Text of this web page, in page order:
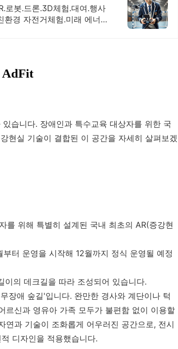
로봇.드론.3D체험.대여.행사
환경 자전거체험.미래 에너
습니다. 장애인과 특수교육 대상자를 위한 국
현실 기술이 결합된 이 공간을 자세히 살펴보겠
를 위해 특별히 설계된 국내 최초의 AR(증강현
터 운영을 시작해 12월까지 정식 운영될 예정
의 데크길을 따라 조성되어 있습니다.
장애 숲길'입니다. 완만한 경사와 계단이나 턱
르신과 영유아 가족 모두가 불편함 없이 이용할
과 기술이 조화롭게 어우러진 공간으로, 전시
디자인을 적용했습니다.